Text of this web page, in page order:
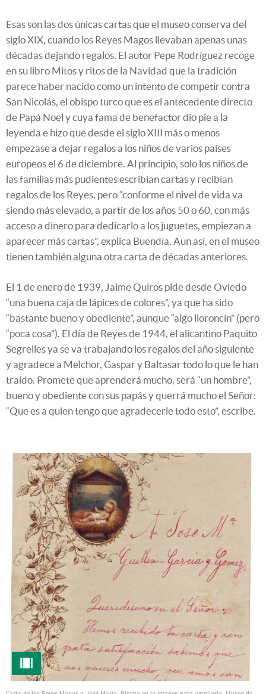
Esas son las dos únicas cartas que el museo conserva del
siglo XIX, cuando los Reyes Magos llevaban apenas unas
décadas dejando regalos. El autor Pepe Rodríguez recoge
en su libro Mitos y ritos de la Navidad que la tradición
parece haber nacido como un intento de competir contra
San Nicolás, el obispo turco que es el antecedente directo
de Papá Noel y cuya fama de benefactor dio pie a la
leyenda e hizo que desde el siglo XIII más o menos
empezase a dejar regalos a los niños de varios países
europeos el 6 de diciembre. Al principio, solo los niños de
las familias más pudientes escribían cartas y recibían
regalos de los Reyes, pero “conforme el nivel de vida va
siendo más elevado, a partir de los años 50 o 60, con más
acceso a dinero para dedicarlo a los juguetes, empiezan a
aparecer más cartas”, explica Buendía. Aun así, en el museo
tienen también alguna otra carta de décadas anteriores.
El 1 de enero de 1939, Jaime Quiros pide desde Oviedo
“una buena caja de lápices de colores”, ya que ha sido
“bastante bueno y obediente”, aunque “algo lloroncín” (pero
“poca cosa”). El día de Reyes de 1944, el alicantino Paquito
Segrelles ya se va trabajando los regalos del año siguiente
y agradece a Melchor, Gaspar y Baltasar todo lo que le han
traído. Promete que aprenderá mucho, será “un hombre”,
bueno y obediente con sus papás y querrá mucho el Señor:
“Que es a quien tengo que agradecerle todo esto”, escribe.